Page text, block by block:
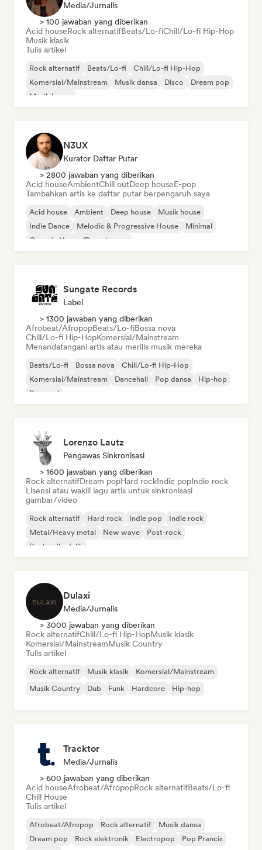
Media/Jurnalis
> 100 jawaban yang diberikan
Acid houseRock alternatifBeats/Lo-fiChill/Lo-fi Hip-Hop
Musik klasik
Tulis artikel
Rock alternatif Beats/Lo-fi
Chill/Lo-fi Hip-Hop
Komersial/Mainstream
Musik dansa Disco
Dream pop
Musik house
N3UX
Kurator Daftar Putar
> 2800 jawaban yang diberikan
Acid houseAmbientChill outDeep houseE-pop
Tambahkan artis ke daftar putar berpengaruh saya
Acid house Ambient Deep house
Musik house
Indie Dance
Melodic & Progressive House
Minimal
Organic House/Downtempo
Sungate Records
Label
> 1300 jawaban yang diberikan
Afrobeat/AfropopBeats/Lo-fiBossa nova
Chill/Lo-fi Hip-HopKomersial/Mainstream
Menandatangani artis atau merilis musik mereka
Beats/Lo-fi Bossa nova
Chill/Lo-fi Hip-Hop
Komersial/Mainstream
Dancehall Pop dansa
Hip-hop
Pop soul
Lorenzo Lautz
Pengawas Sinkronisasi
> 1600 jawaban yang diberikan
Rock alternatifDream popHard rockIndie popIndie rock
Lisensi atau wakili lagu artis untuk sinkronisasi
gambar/video
Rock alternatif Hard rock Indie pop
Indie rock
Metal/Heavy metal
New wave
Post-rock
Rock psikedelik
Dulaxi
Media/Jurnalis
> 3000 jawaban yang diberikan
Rock alternatifChill/Lo-fi Hip-HopMusik klasik
Komersial/MainstreamMusik Country
Tulis artikel
Rock alternatif Musik klasik
Komersial/Mainstream
Musik Country
Dub Funk Hardcore Hip-hop
Tracktor
Media/Jurnalis
> 600 jawaban yang diberikan
Acid houseAfrobeat/AfropopRock alternatifBeats/Lo-fi
Chill House
Tulis artikel
Afrobeat/Afropop Rock alternatif
Musik dansa
Dream pop
Rock elektronik Electropop
Pop Prancis